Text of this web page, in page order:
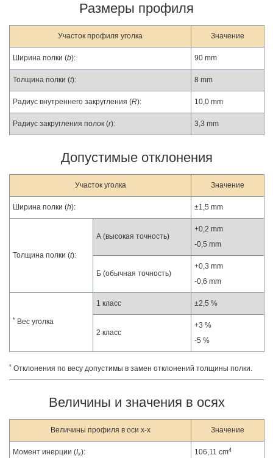
Размеры профиля
Участок профиля уголка Значение
Ширина полки (b): 90 mm
Толщина полки (t): 8 mm
Радиус внутреннего закругления (R): 10,0 mm
Радиус закругления полок (r): 3,3 mm
Допустимые отклонения
Участок уголка Значение
Ширина полки (h): ±1,5 mm
Толщина полки (t):
А (высокая точность)
+0,2 mm
-0,5 mm
Б (обычная точность)
+0,3 mm
-0,6 mm
* Вес уголка
1 класс ±2,5 %
2 класс
+3 %
-5 %
* Отклонения по весу допустимы в замен отклонений толщины полки.
Величины и значения в осях
Величины профиля в оси x-x Значение
Момент инерции (Ix): 106,11 cm4